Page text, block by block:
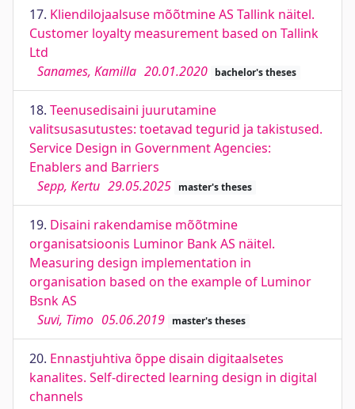
17. Kliendilojaalsuse mõõtmine AS Tallink näitel.
Customer loyalty measurement based on Tallink
Ltd
Sanames, Kamilla 20.01.2020 bachelor's theses
18. Teenusedisaini juurutamine
valitsusasutustes: toetavad tegurid ja takistused.
Service Design in Government Agencies:
Enablers and Barriers
Sepp, Kertu 29.05.2025 master's theses
19. Disaini rakendamise mõõtmine
organisatsioonis Luminor Bank AS näitel.
Measuring design implementation in
organisation based on the example of Luminor
Bsnk AS
Suvi, Timo 05.06.2019 master's theses
20. Ennastjuhtiva õppe disain digitaalsetes
kanalites. Self-directed learning design in digital
channels